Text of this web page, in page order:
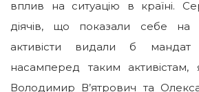
вплив на ситуацію в країні.
діячів, що показали себе на
активісти видали б мандат
насамперед таким активістам,
Володимир В’ятрович та